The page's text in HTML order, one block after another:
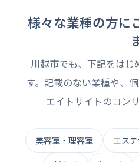
様々な業種の方に
川越市でも、下記をはじ
す。記載のない業種や、
エイトサイトのコン
美容室・理容室 エス